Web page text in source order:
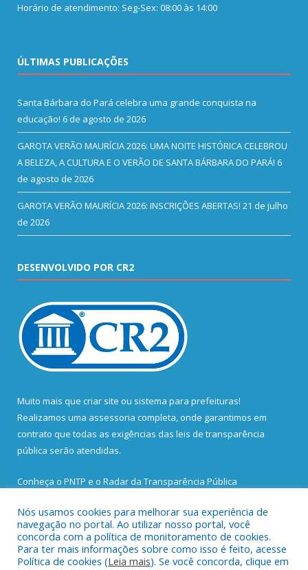
Horário de atendimento: Seg-Sex: 08:00 às 14:00
ÚLTIMAS PUBLICAÇÕES
Santa Bárbara do Pará celebra uma grande conquista na
educação! 6 de agosto de 2026
GAROTA VERÃO MAURÍCIA 2026: UMA NOITE HISTÓRICA CELEBROU
A BELEZA, A CULTURA E O VERÃO DE SANTA BÁRBARA DO PARÁ! 6
de agosto de 2026
GAROTA VERÃO MAURÍCIA 2026: INSCRIÇÕES ABERTAS! 21 de julho
de 2026
DESENVOLVIDO POR CR2
Muito mais que criar site ou sistema para prefeituras!
Realizamos uma assessoria completa, onde garantimos em
contrato que todas as exigências das leis de transparência
pública serão atendidas.
Conheça o PNTP e o Radar da Transparência Pública
Todos os direitos reservados a Prefeitura Municipal de Santa
Bárbara do Pará.
Nós usamos cookies para melhorar sua experiência de
navegação no portal. Ao utilizar nosso portal, você
concorda com a política de monitoramento de cookies.
Para ter mais informações sobre como isso é feito, acesse
Política de cookies (Leia mais). Se você concorda, clique em